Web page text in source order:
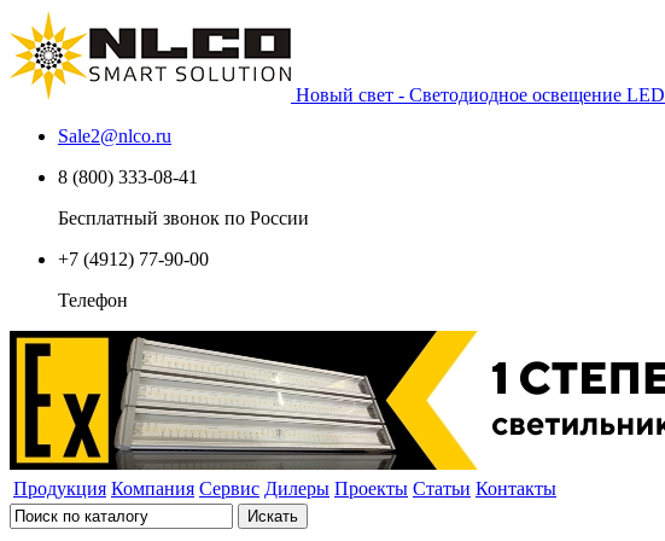
Новый свет - Светодиодное освещение LED
Sale2@nlco.ru
8 (800) 333-08-41
Бесплатный звонок по России
+7 (4912) 77-90-00
Телефон
Продукция Компания Сервис Дилеры Проекты Статьи Контакты